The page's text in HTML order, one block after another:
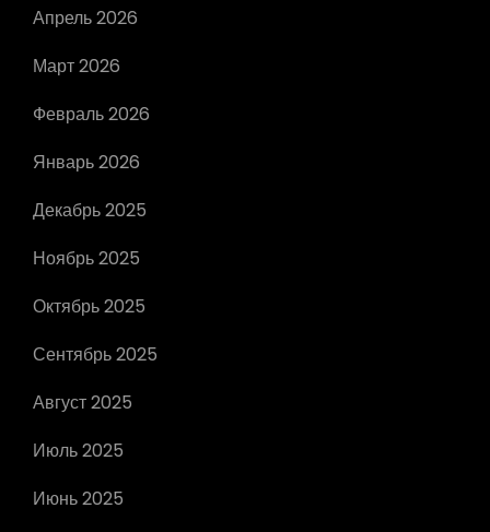
Апрель 2026
Март 2026
Февраль 2026
Январь 2026
Декабрь 2025
Ноябрь 2025
Октябрь 2025
Сентябрь 2025
Август 2025
Июль 2025
Июнь 2025